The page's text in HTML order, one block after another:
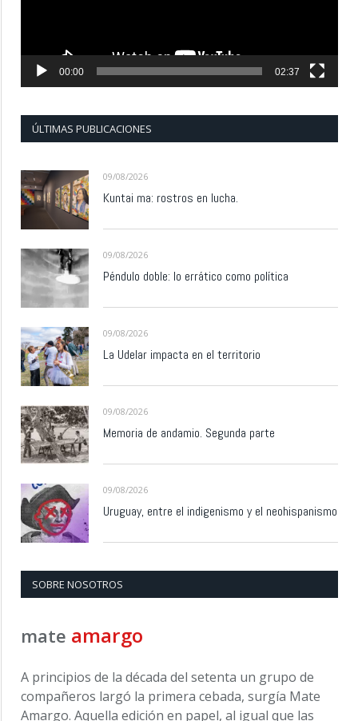
00:00 02:37
ÚLTIMAS PUBLICACIONES
09/08/2026
Kuntai ma: rostros en lucha.
09/08/2026
Péndulo doble: lo errático como política
09/08/2026
La Udelar impacta en el territorio
09/08/2026
Memoria de andamio. Segunda parte
09/08/2026
Uruguay, entre el indigenismo y el neohispanismo
SOBRE NOSOTROS
mate amargo
A principios de la década del setenta un grupo de
compañeros largó la primera cebada, surgía Mate
Amargo. Aquella edición en papel, al igual que las